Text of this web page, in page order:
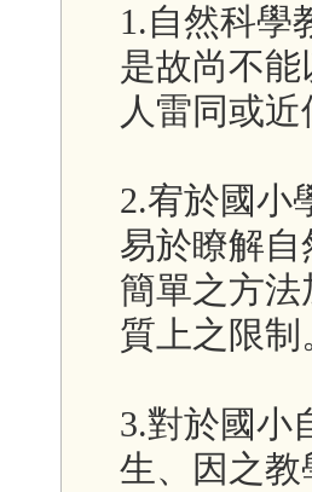
1.自然科學
是故尚不
人雷同或
2.宥於國小
易於瞭解
簡單之方
質上之限制
3.對於國小
生、因之